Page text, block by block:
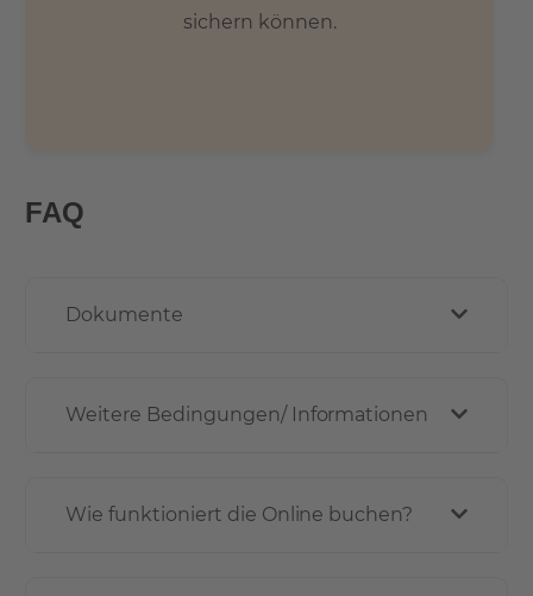
sichern können.
FAQ
Dokumente
Weitere Bedingungen/ Informationen
Wie funktioniert die Online buchen?